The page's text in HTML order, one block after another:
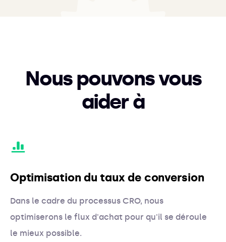
Nous pouvons vous
aider à
Optimisation du taux de conversion
Dans le cadre du processus CRO, nous
optimiserons le flux d'achat pour qu'il se déroule
le mieux possible.